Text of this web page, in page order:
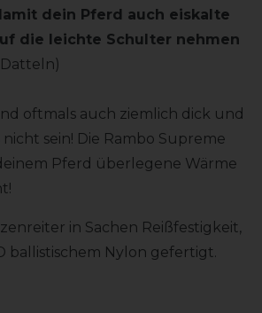
dein Pferd auch eiskalte
die leichte Schulter nehmen
Datteln)
oftmals auch ziemlich dick und
nicht sein! Die Rambo Supreme
Pferd überlegene Wärme
in Sachen Reißfestigkeit,
ballistischem Nylon gefertigt.